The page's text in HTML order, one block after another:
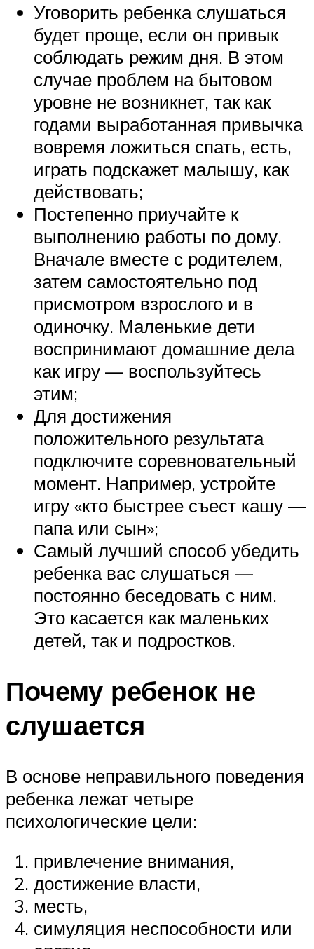
Уговорить ребенка слушаться
будет проще, если он привык
соблюдать режим дня. В этом
случае проблем на бытовом
уровне не возникнет, так как
годами выработанная привычка
вовремя ложиться спать, есть,
играть подскажет малышу, как
действовать;
Постепенно приучайте к
выполнению работы по дому.
Вначале вместе с родителем,
затем самостоятельно под
присмотром взрослого и в
одиночку. Маленькие дети
воспринимают домашние дела
как игру — воспользуйтесь
этим;
Для достижения
положительного результата
подключите соревновательный
момент. Например, устройте
игру «кто быстрее съест кашу —
папа или сын»;
Самый лучший способ убедить
ребенка вас слушаться —
постоянно беседовать с ним.
Это касается как маленьких
детей, так и подростков.
Почему ребенок не
слушается
В основе неправильного поведения
ребенка лежат четыре
психологические цели:
привлечение внимания,
достижение власти,
месть,
симуляция неспособности или